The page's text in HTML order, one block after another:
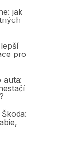
jak
pro
auta: